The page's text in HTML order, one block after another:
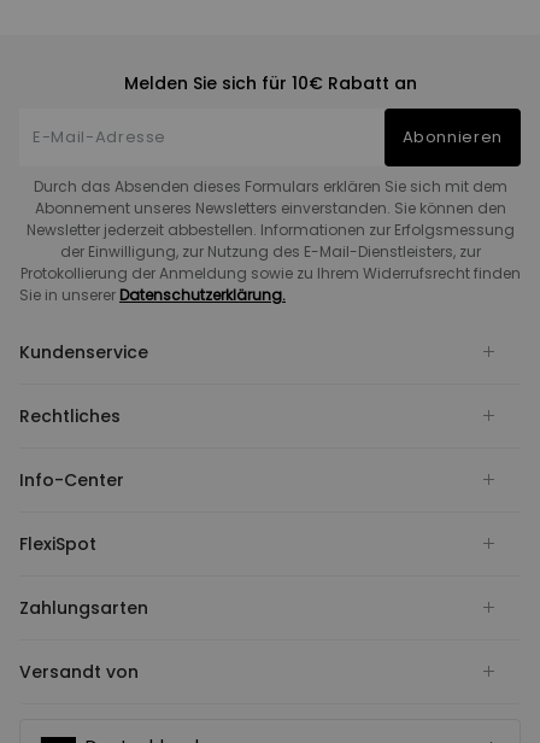
Melden Sie sich für 10€ Rabatt an
Abonnieren
Durch das Absenden dieses Formulars erklären Sie sich mit dem
Abonnement unseres Newsletters einverstanden. Sie können den
Newsletter jederzeit abbestellen. Informationen zur Erfolgsmessung
der Einwilligung, zur Nutzung des E-Mail-Dienstleisters, zur
Protokollierung der Anmeldung sowie zu Ihrem Widerrufsrecht finden
Sie in unserer Datenschutzerklärung.
Kundenservice
Rechtliches
Info-Center
FlexiSpot
Zahlungsarten
Versandt von